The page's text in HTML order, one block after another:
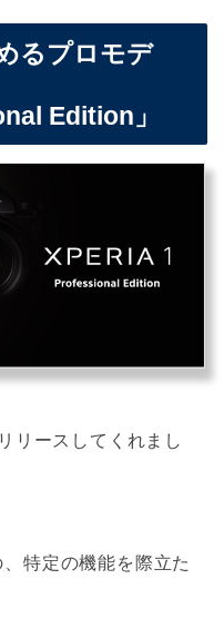
るプロモデ
Edition」
リースしてくれまし
特定の機能を際立た